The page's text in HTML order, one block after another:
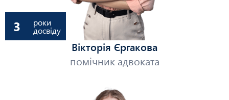
3 роки
досвіду
Вікторія Єргакова
помічник адвоката